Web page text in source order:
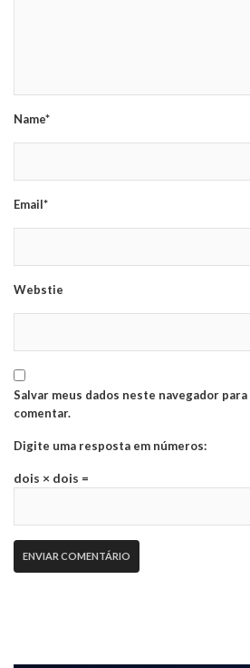
Name*
Email*
Webstie
Salvar meus dados neste navegador
comentar.
Digite uma resposta em números:
dois × dois =